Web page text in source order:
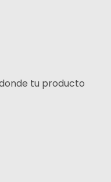
tu producto